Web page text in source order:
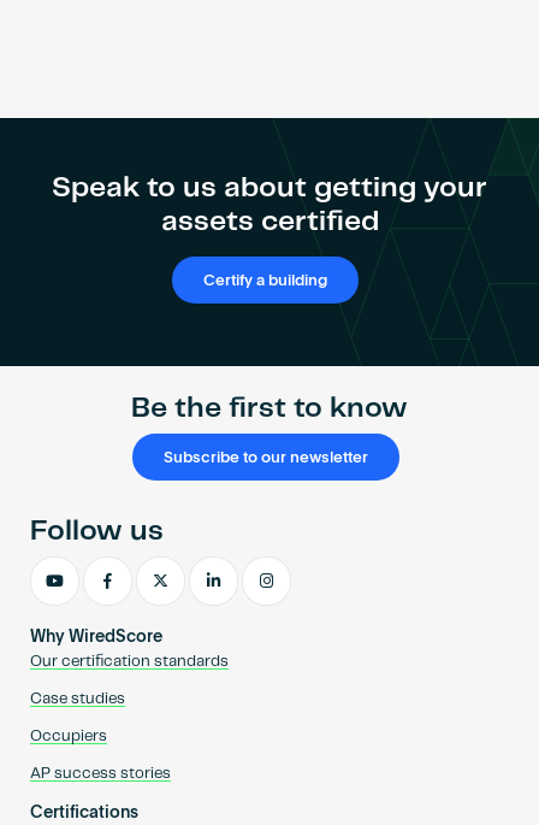
Speak to us about getting your
assets certified
Certify a building
Be the first to know
Subscribe to our newsletter
Why WiredScore
Our certification standards
Case studies
Occupiers
AP success stories
Certifications
Follow us